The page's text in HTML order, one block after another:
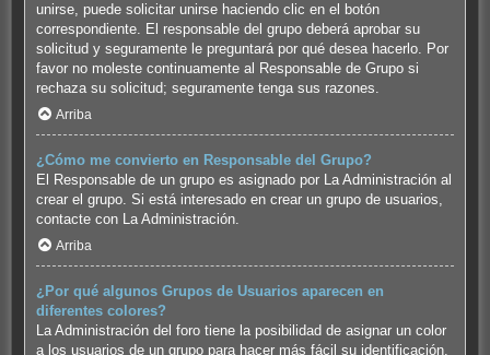
unirse, puede solicitar unirse haciendo clic en el botón
correspondiente. El responsable del grupo deberá aprobar su
solicitud y seguramente le preguntará por qué desea hacerlo. Por
favor no moleste continuamente al Responsable de Grupo si
rechaza su solicitud; seguramente tenga sus razones.
Arriba
¿Cómo me convierto en Responsable del Grupo?
El Responsable de un grupo es asignado por La Administración al
crear el grupo. Si está interesado en crear un grupo de usuarios,
contacte con La Administración.
Arriba
¿Por qué algunos Grupos de Usuarios aparecen en
diferentes colores?
La Administración del foro tiene la posibilidad de asignar un color
a los usuarios de un grupo para hacer más fácil su identificación.